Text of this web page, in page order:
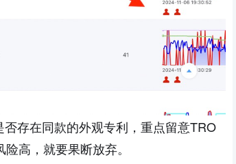
否存在同款的外观专利，重点留意TRO
高，就要果断放弃。